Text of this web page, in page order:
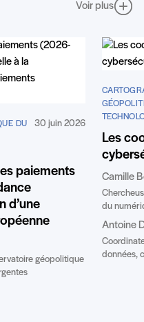
Voir plus
DU
30 juin 2026
paiements
d’une
géopolitique
Les
Camille
du
Antoine
données,